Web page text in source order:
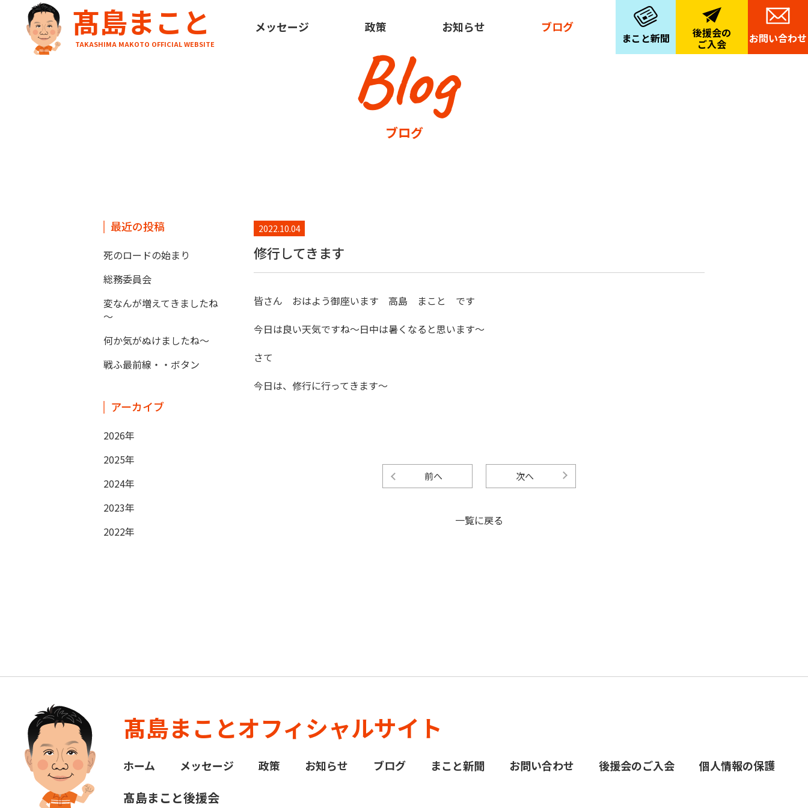
髙島まこと
TAKASHIMA MAKOTO OFFICIAL WEBSITE
メッセージ 政策 お知らせ ブログ
まこと新聞 後援会の
ご入会 お問い合わせ
HOME ブログ 修行してきます
Blog
ブログ
2022.10.04
修行してきます
皆さん おはよう御座います 高島 まこと です
今日は良い天気ですね～日中は暑くなると思います～
さて
今日は、修行に行ってきます～
前へ 次へ
一覧に戻る
最近の投稿
死のロードの始まり
総務委員会
変なんが増えてきましたね
～
何か気がぬけましたね～
戦ふ最前線・・ボタン
アーカイブ
2026年
2025年
2024年
2023年
2022年
髙島まことオフィシャルサイト
ホーム メッセージ 政策 お知らせ ブログ まこと新聞 お問い合わせ 後援会のご入会 個人情報の保護
髙島まこと後援会